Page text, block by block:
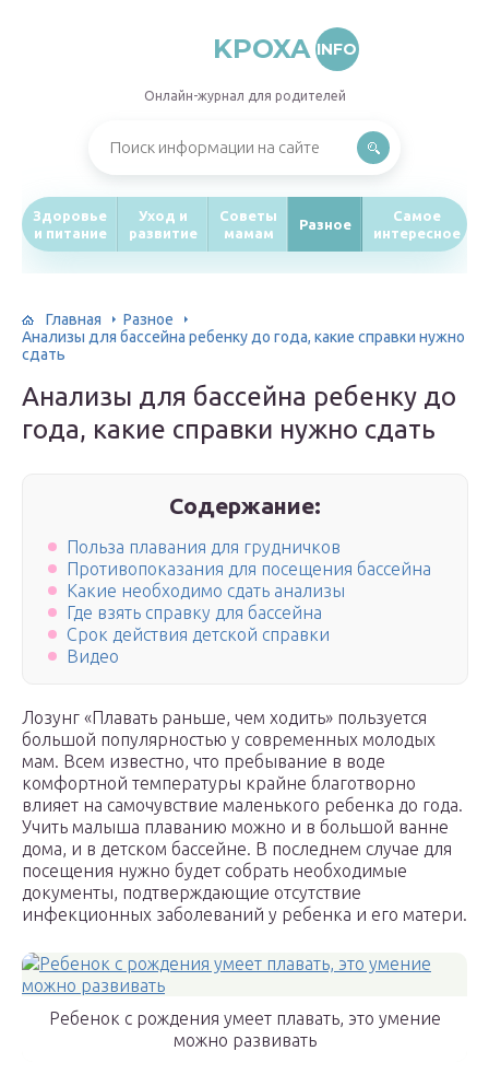
KPOXA INFO
Онлайн-журнал для родителей
Здоровье
и питание
Уход и
развитие
Советы
мамам
Разное
Самое
интересное
Главная
Разное
Анализы для бассейна ребенку до года, какие справки нужно
сдать
Анализы для бассейна ребенку до
года, какие справки нужно сдать
Содержание:
Польза плавания для грудничков
Противопоказания для посещения бассейна
Какие необходимо сдать анализы
Где взять справку для бассейна
Срок действия детской справки
Видео
Лозунг «Плавать раньше, чем ходить» пользуется
большой популярностью у современных молодых
мам. Всем известно, что пребывание в воде
комфортной температуры крайне благотворно
влияет на самочувствие маленького ребенка до года.
Учить малыша плаванию можно и в большой ванне
дома, и в детском бассейне. В последнем случае для
посещения нужно будет собрать необходимые
документы, подтверждающие отсутствие
инфекционных заболеваний у ребенка и его матери.
Ребенок с рождения умеет плавать, это умение
можно развивать